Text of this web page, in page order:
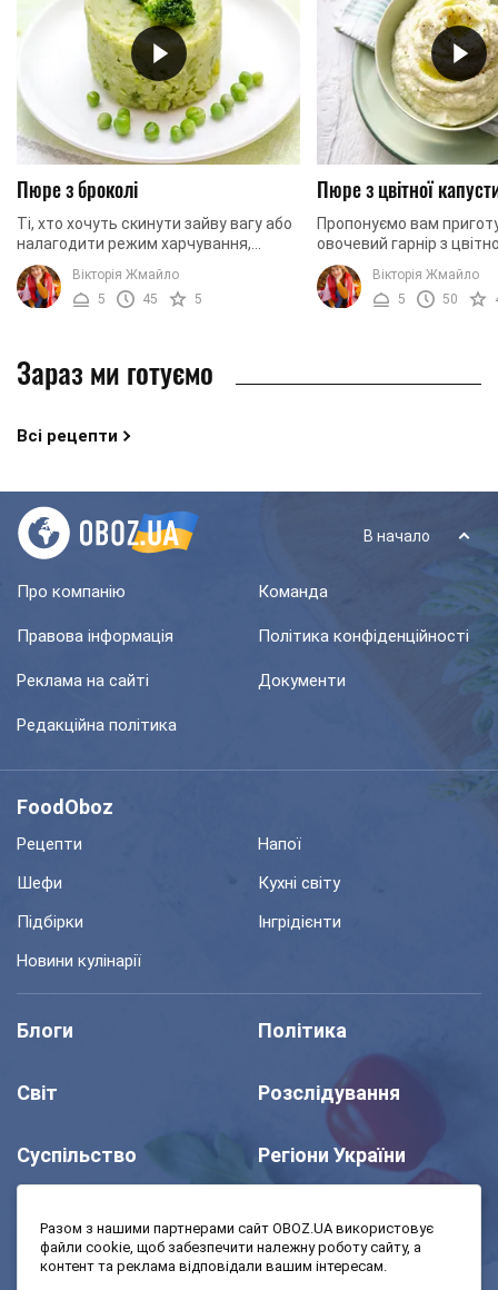
Пюре з броколі
Ті, хто хочуть скинути зайву вагу або
налагодити режим харчування,
обов'язково повинні включити
брокколі в свій раціон. На 100 г цього
продукту ...
Вікторія Жмайло
5
45 5
Пюре з цвітної
Пропонуємо вам
овочевий гарнір з
обід. Страва легко
картопляне пюре, так
практично не помітите
Вікторія Жмайло
5
50
Зараз ми готуємо
Всі рецепти
В начало
Про компанію Команда
Правова інформація Політика конфіденційності
Реклама на сайті Документи
Редакційна політика
FoodOboz
Рецепти
Напої
Шефи
Кухні світу
Підбірки
Інгрідієнти
Новини кулінарії
Блоги Політика
Світ Розслідування
Суспільство Регіони України
Моя школа
Разом з нашими партнерами сайт OBOZ.UA використовує
файли cookie, щоб забезпечити належну роботу сайту, а
контент та реклама відповідали вашим інтересам.